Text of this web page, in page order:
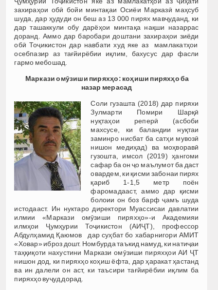
захираҳои обӣ бойи минтақаи Осиёи Марказӣ маҳсуб
шуда, дар ҳудуди он беш аз 13 000 пирях мавҷуданд, ки
дар ташаккули обу дарёҳои минтақа нақши назаррас
доранд. Аммо дар баробари доштани захираҳои зиёди
обӣ Тоҷикистон дар навбати худ яке аз мамлакатҳои
осебпазир аз тағйирёбии иқлим, бахусус дар фасли
гармо мебошад.
Маркази омӯзиши пиряхҳо: коҳиши пиряхҳо ба
назар мерасад
Соли гузашта (2018) дар пиряхи
Зулмарти Помири Шарқӣ
нуқтаҳои реперӣ (асбоби
махсусе, ки баландии нуқтаи
заминро нисбат ба сатҳи мувозӣ
нишон медиҳад) ва моҳворавӣ
гузошта, имсол (2019) ҳангоми
сафар ба он ҷо маълумот ба даст
овардем, ки қисми забонаи пирях
қариб 1-1,5 метр поён
фаромадааст, аммо дар қисми
болоии он боз барф ҷамъ шуда
истодааст. Ин нуктаро директори Муассисаи давлатии
илмии «Маркази омӯзиши пиряхҳо»-и Академияи
илмҳои Ҷумҳурии Тоҷикистон (АИҶТ), профессор
Абдулҳамид Қаюмов дар суҳбат бо хабарнигори АМИТ
«Ховар» иброз дошт. Номбурда таъкид намуд, ки натиҷаи
таҳқиқоти нахустини Маркази омӯзиши пиряхҳои АИ ҶТ
нишон дод, ки пиряхҳо коҳиш ёфта, дар ҳаракат ҳастанд
ва ин далели он аст, ки таъсири тағйирёбии иқлим ба
пиряхҳо вуҷуд дорад.